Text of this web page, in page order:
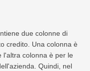
due colonne di
credito. Una colonna è
l'altra colonna è per le
Quindi, nel